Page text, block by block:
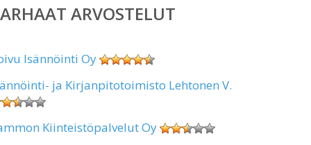
ARVOSTELUT
Isännöinti Oy
ja Kirjanpitotoimisto Lehtonen V.
Kiinteistöpalvelut Oy